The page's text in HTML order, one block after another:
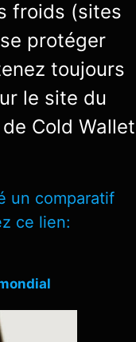
froids (sites
protéger
toujours
le site du
Cold Wallet
un comparatif
ce lien: